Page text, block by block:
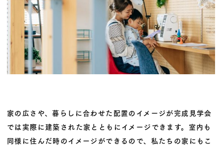
家の広さや、暮らしに合わせた配置のイメージが完成見学会
では実際に建築された家とともにイメージできます。室内も
同様に住んだ時のイメージができるので、私たちの家にもこ